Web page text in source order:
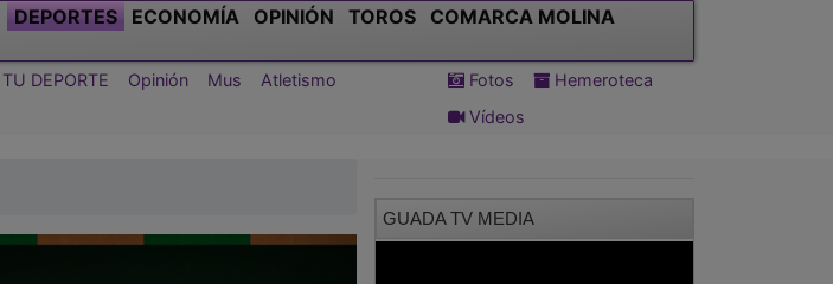
DEPORTES ECONOMÍA OPINIÓN TOROS
COMARCA MOLINA
TU DEPORTE Opinión Mus
Atletismo
Fotos
Hemeroteca
Vídeos
GUADA TV MEDIA